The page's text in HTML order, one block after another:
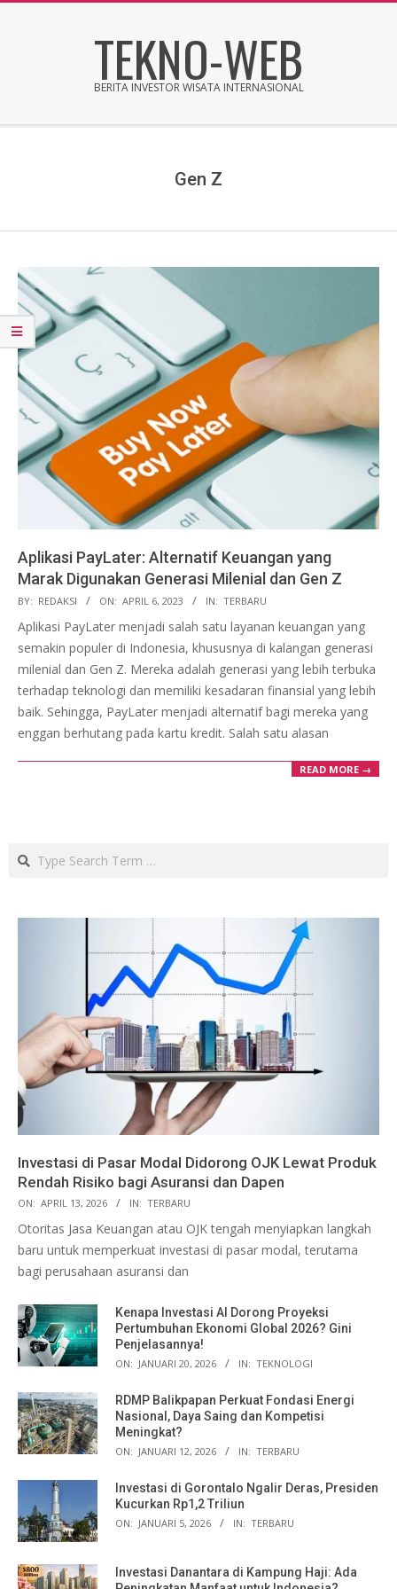
TEKNO-WEB
BERITA INVESTOR WISATA INTERNASIONAL
Gen Z
Aplikasi PayLater: Alternatif Keuangan yang
Marak Digunakan Generasi Milenial dan Gen Z
2023-
04-
BY: REDAKSI ON: APRIL 6, 2023 IN: TERBARU
Aplikasi PayLater menjadi salah satu layanan keuangan yang
semakin populer di Indonesia, khususnya di kalangan generasi
milenial dan Gen Z. Mereka adalah generasi yang lebih terbuka
terhadap teknologi dan memiliki kesadaran finansial yang lebih
baik. Sehingga, PayLater menjadi alternatif bagi mereka yang
enggan berhutang pada kartu kredit. Salah satu alasan
READ MORE →
Search
Investasi di Pasar Modal Didorong OJK Lewat Produk
Rendah Risiko bagi Asuransi dan Dapen
ON: APRIL 13, 2026 IN: TERBARU
Otoritas Jasa Keuangan atau OJK tengah menyiapkan langkah
baru untuk memperkuat investasi di pasar modal, terutama
bagi perusahaan asuransi dan
Kenapa Investasi AI Dorong Proyeksi
Pertumbuhan Ekonomi Global 2026? Gini
Penjelasannya!
ON: JANUARI 20, 2026 IN: TEKNOLOGI
RDMP Balikpapan Perkuat Fondasi Energi
Nasional, Daya Saing dan Kompetisi
Meningkat?
ON: JANUARI 12, 2026 IN: TERBARU
Investasi di Gorontalo Ngalir Deras, Presiden
Kucurkan Rp1,2 Triliun
ON: JANUARI 5, 2026 IN: TERBARU
Investasi Danantara di Kampung Haji: Ada